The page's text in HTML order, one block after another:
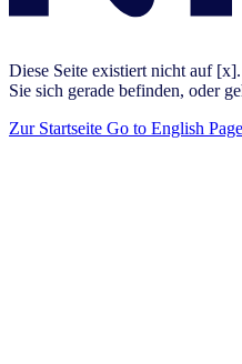
Diese Seite existiert nicht auf
Sie sich gerade befinden, oder
Zur Startseite Go to English Page